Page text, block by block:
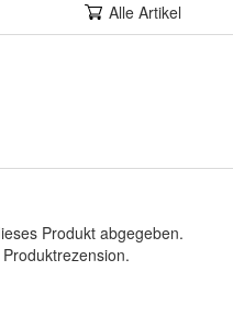
Alle Artikel
Produkt abgegeben.
.